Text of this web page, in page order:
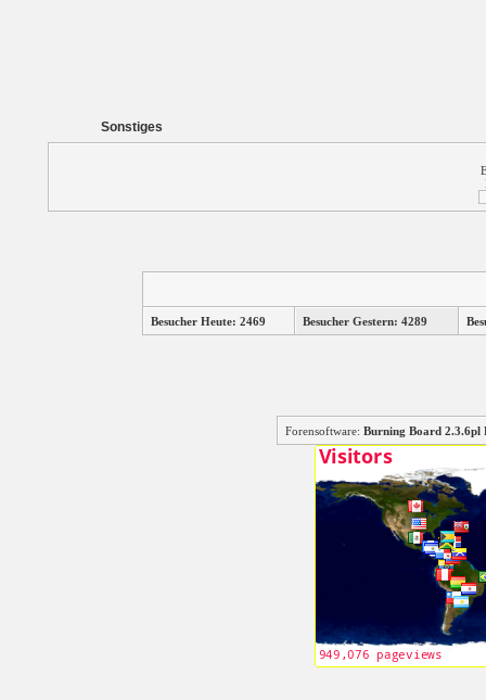
Sonstiges
Besucher Heute: 2469 Besucher Gestern: 4289
Forensoftware: Burning Board